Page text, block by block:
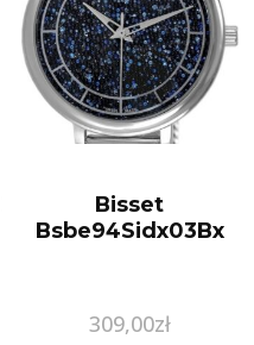
Bisset
Bsbe94Sidx03Bx
309,00zł